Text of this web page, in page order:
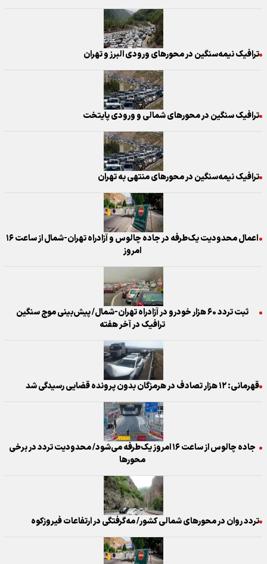
ترافیک نیمه‌سنگین در محورهای ورودی‌ البرز و تهران
ترافیک سنگین در محورهای شمالی و ورودی پایتخت
ترافیک نیمه‌سنگین در محورهای منتهی به تهران
اعمال محدودیت یک‌طرفه در جاده چالوس و آزادراه تهران-شمال از ساعت ۱۶
امروز
ثبت تردد ۶۰ هزار خودرو در آزادراه تهران-شمال/ پیش‌بینی موج سنگین
ترافیک در آخر هفته
قهرمانی: ۱۲ هزار تصادف در هرمزگان بدون پرونده قضایی رسیدگی شد
جاده چالوس از ساعت ۱۶ امروز یک‌طرفه می‌شود/ محدودیت تردد در برخی
محورها
تردد روان در محور‌های شمالی کشور/ مه‌گرفتگی در ارتفاعات فیروزکوه